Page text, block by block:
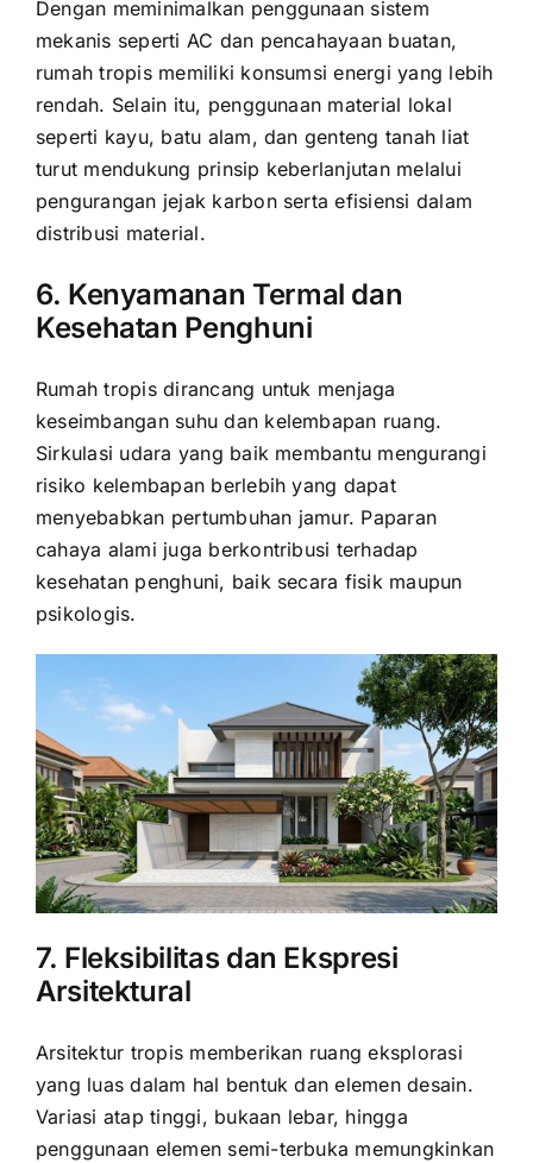
Dengan meminimalkan penggunaan sistem
mekanis seperti AC dan pencahayaan buatan,
rumah tropis memiliki konsumsi energi yang lebih
rendah. Selain itu, penggunaan material lokal
seperti kayu, batu alam, dan genteng tanah liat
turut mendukung prinsip keberlanjutan melalui
pengurangan jejak karbon serta efisiensi dalam
distribusi material.
6. Kenyamanan Termal dan
Kesehatan Penghuni
Rumah tropis dirancang untuk menjaga
keseimbangan suhu dan kelembapan ruang.
Sirkulasi udara yang baik membantu mengurangi
risiko kelembapan berlebih yang dapat
menyebabkan pertumbuhan jamur. Paparan
cahaya alami juga berkontribusi terhadap
kesehatan penghuni, baik secara fisik maupun
psikologis.
7. Fleksibilitas dan Ekspresi
Arsitektural
Arsitektur tropis memberikan ruang eksplorasi
yang luas dalam hal bentuk dan elemen desain.
Variasi atap tinggi, bukaan lebar, hingga
penggunaan elemen semi-terbuka memungkinkan